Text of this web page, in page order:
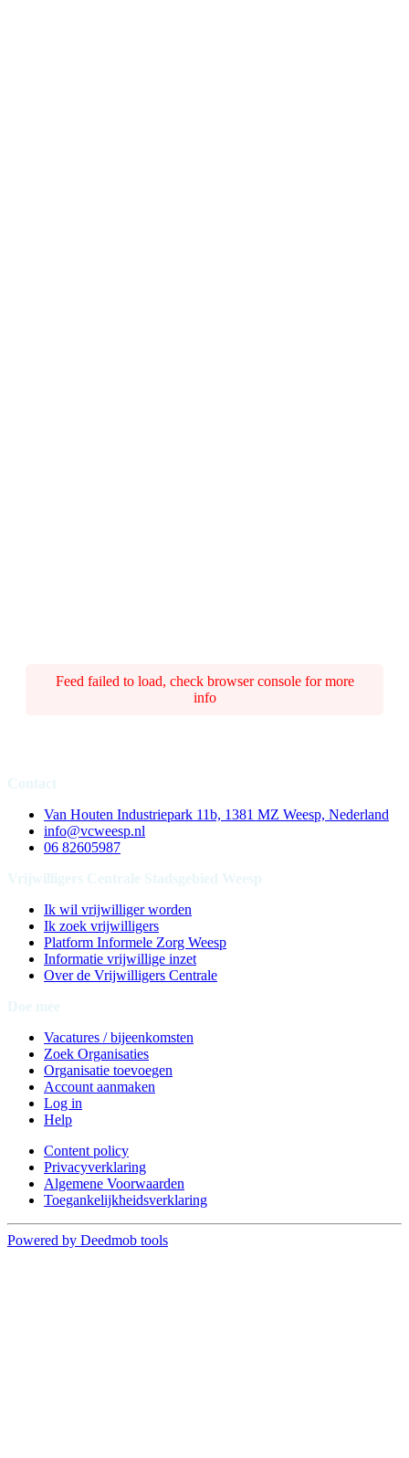
Feed failed to load, check browser console for more
info
Van Houten Industriepark 11b, 1381 MZ Weesp, Nederland
info@vcweesp.nl
06 82605987
Ik wil vrijwilliger worden
Ik zoek vrijwilligers
Platform Informele Zorg Weesp
Informatie vrijwillige inzet
Over de Vrijwilligers Centrale
Vacatures / bijeenkomsten
Zoek Organisaties
Organisatie toevoegen
Account aanmaken
Log in
Help
Content policy
Privacyverklaring
Algemene Voorwaarden
Toegankelijkheidsverklaring
Powered by Deedmob tools